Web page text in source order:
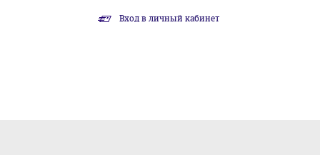
Вход в личный кабинет